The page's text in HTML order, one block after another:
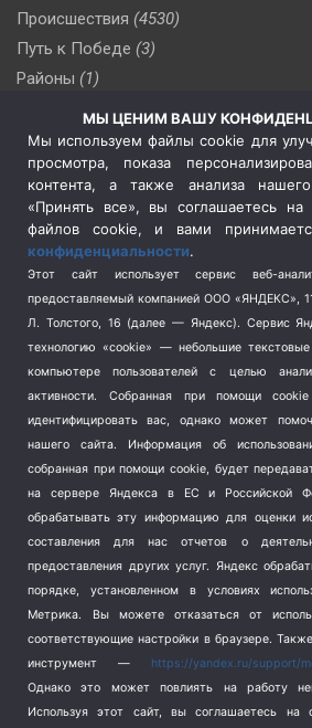
Происшествия (4530)
Путь к Победе (3)
Районы (1)
(510)
Сельское хозяйство (3)
Социальная политика
(3)
Спецоперация в Украине
Спецоперация на Украине
(404)
Спорт (740)
Терроризм (1)
Транспорт (262)
Туризм (178)
Флот (76)
Школа и спорт (2)
Экология (8)
Экономика (1172)
МЫ ЦЕНИМ ВАШУ
Мы используем файлы cookie для
просмотра, показа
контента, а также анализа
«Принять все», вы соглашаетесь на
файлов cookie, и вами
конфиденциальности.
Этот сайт использует сервис веб-
предоставляемый компанией ООО «ЯНДЕКС»,
Л. Толстого, 16 (далее — Яндекс). Сервис
технологию «cookie» — небольшие
компьютере пользователей с целью
активности.
Собранная при помощи
идентифицировать вас, однако может
нашего сайта. Информация об
собранная при помощи cookie, будет
на сервере Яндекса в ЕС и Российской
обрабатывать эту информацию для оценки
составления для нас отчетов о
предоставления других услуг. Яндекс
порядке, установленном в условиях
Метрика.
Вы можете отказаться от
соответствующие настройки в браузере.
инструмент — https://yandex.ru/support/
Однако это может повлиять на работу
Используя этот сайт, вы соглашаетесь на